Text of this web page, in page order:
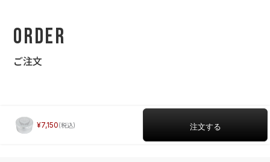
Order
ご注文
7,150